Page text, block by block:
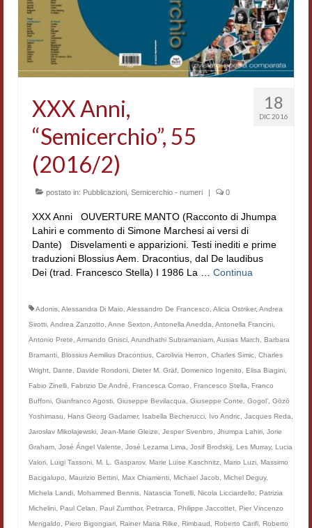
Accordi di cooperazione
Ricerca
Cultura coreana
Koreanische Literatur und Kultur
Hagiographica Coreana
Cultura medioevale
Corpus Rhythmorum Musicum
Epistolografia
Comparatistica
Filologia digitale
Lexicon
ALIM
Corpus Rhythmorum Musicum
Lo studium aretino del ‘200
DIGIMED
Eurasian Latin Archive
18
DIC 2016
XXX Anni,
“Semicerchio”, 55
(2016/2)
postato in: Pubblicazioni Semicerchio - numeri 0
XXX Anni OUVERTURE MANTO (Racconto di Jhumpa
Lahiri e commento di Simone Marchesi ai versi di
Dante) Disvelamenti e apparizioni. Testi inediti e prime
traduzioni Blossius Aem. Dracontius, dal De laudibus
Dei (trad. Francesco Stella) I 1986 La … Continua
Adonis, Alessandra Di Maio, Alessandro De Francesco, Alicia Ostriker, Andrea
Sirotti, Andrea Zanzotto, Anne Sexton, Antonella Anedda, Antonella Francini,
Antonio Prete, Armando Gnisci, Arundhathi Subramaniam, Ausias March, Barbara
Bramanti, Blossius Aemilius Dracontius, Carolivia Herron, Charles Simic, Charles
Wright, Dante, Davide Rondoni, Dieter M. Gräf, Domenico Ingenito, Elisa Biagini,
Fabio Zinelli, Fabrizio De André, Francesca Corrao, Francesco Stella, Franco
Buffoni, Gianfranco Agosti, Giuseppe Bevilacqua, Giuseppe Conte, Gogol’, Gōzō
Yoshimasu, Hans Georg Gadamer, Isabella Becherucci, Ivo Andric, Jacques Reda,
Jarosłav Mikołajewski, Jean-Marie Gleize, Jesper Svenbro, Jhumpa Lahiri, Jorie
Graham, José Ángel Valente, José Lezama Lima, Josif Brodskij, Les Murray, Lucia
Valori, Luigi Tassoni, M. L. Gasparov, Marie Luise Kaschnitz, Mario Luzi, Massimo
Bacigalupo, Maurizio Bettini, Max Chiamenti, Michael Jacob, Michel Deguy,
Michela Landi, Mohammed Bennis, Natascia Tonelli, Nicola Licciardello, Patrizia
Michelini, Paul Celan, Paul Zumthor, Petrarca, Philippe Jaccottet, Pier Vincenzo
Mengaldo, Piero Bigongiari, Rainer Maria Rilke, Rimbaud, Roberto Carifi, Roberto